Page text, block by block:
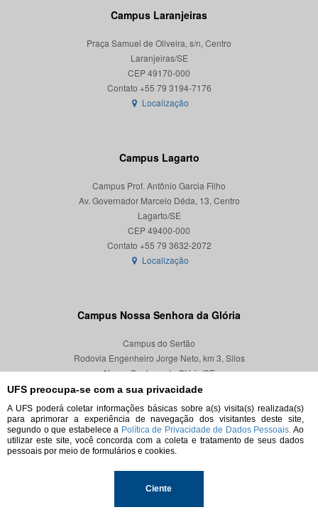
UFS preocupa-se com a sua privacidade
A UFS poderá coletar informações básicas sobre a(s) visita(s) realizada(s)
para aprimorar a experiência de navegação dos visitantes deste site,
segundo o que estabelece a Política de Privacidade de Dados Pessoais. Ao
utilizar este site, você concorda com a coleta e tratamento de seus dados
pessoais por meio de formulários e cookies.
Ciente
Campus Laranjeiras
Praça Samuel de Oliveira, s/n, Centro
Laranjeiras/SE
CEP 49170-000
Localização
Campus Lagarto
Campus Prof. Antônio Garcia Filho
Av. Governador Marcelo Déda, 13, Centro
Lagarto/SE
CEP 49400-000
Localização
Campus Nossa Senhora da Glória
Campus do Sertão
Rodovia Engenheiro Jorge Neto, km 3, Silos
Nossa Senhora da Glória/SE
CEP 49680-000
Localização
© 2026. Todos os direitos reservados.